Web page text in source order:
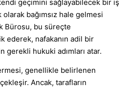
geçimini sağlayabilecek bir iş
bağımsız hale gelmesi
Bürosu, bu süreçte
ederek, nafakanın adil bir
hukuki adımları atar.
genellikle belirlenen
Ancak, tarafların